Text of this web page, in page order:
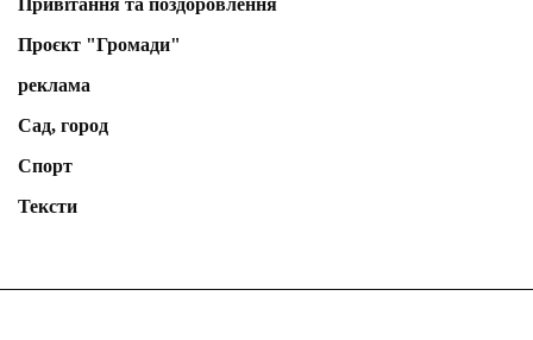
Привітання та поздоровлення
Проєкт "Громади"
реклама
Сад, город
Спорт
Тексти